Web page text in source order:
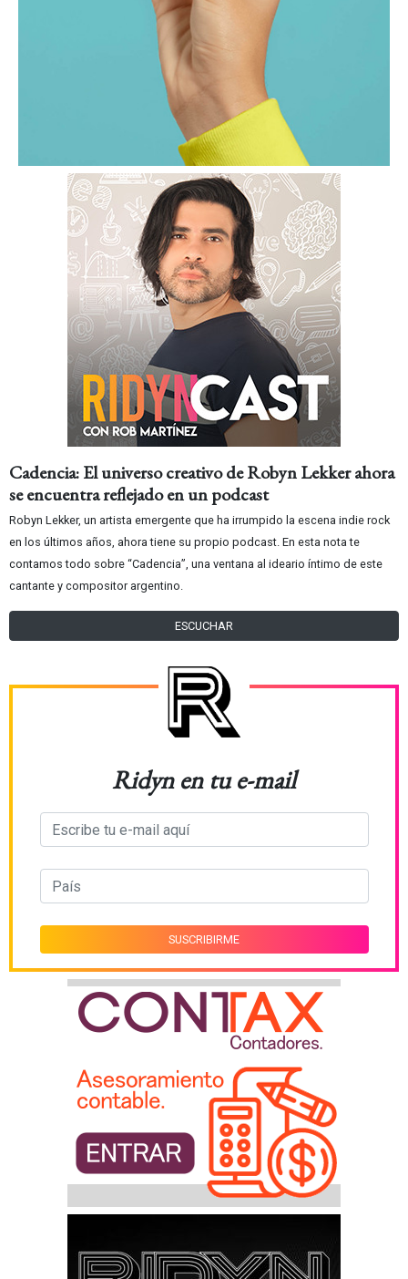
Cadencia: El universo creativo de Robyn Lekker ahora
se encuentra reflejado en un podcast
Robyn Lekker, un artista emergente que ha irrumpido la escena indie rock
en los últimos años, ahora tiene su propio podcast. En esta nota te
contamos todo sobre “Cadencia”, una ventana al ideario íntimo de este
cantante y compositor argentino.
ESCUCHAR
Ridyn en tu e-mail